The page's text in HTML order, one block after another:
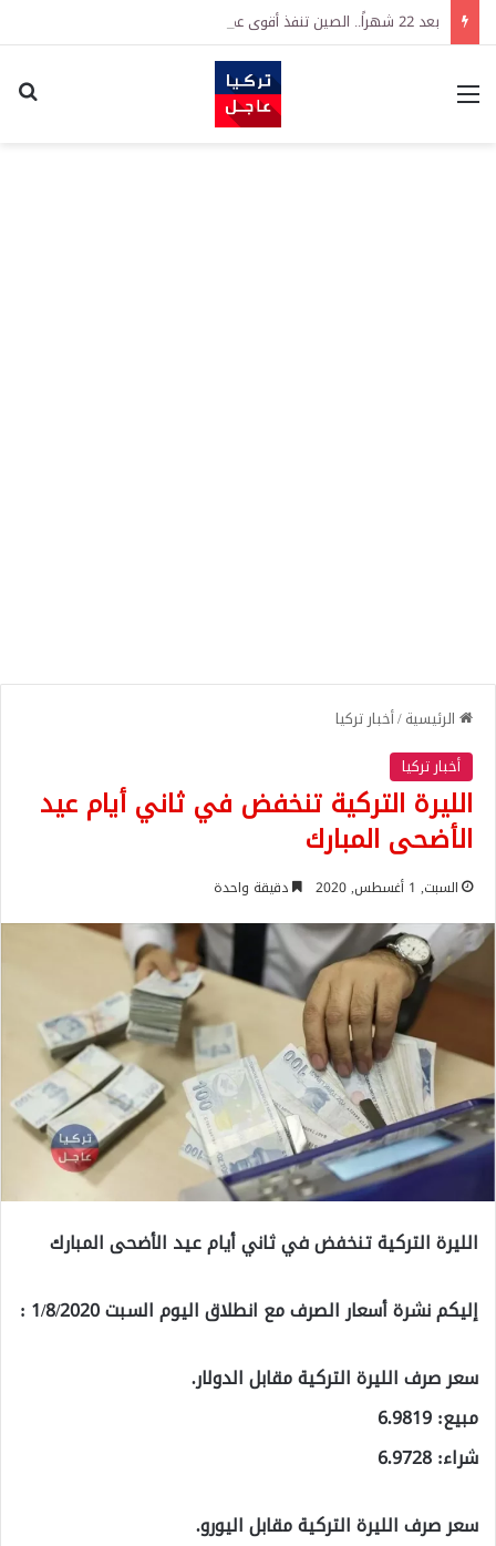
القائمة
الرئيسية/أخبار تركيا
أخبار تركيا
الليرة التركية تنخفض في ثاني أيام عيد
الأضحى المبارك
السبت, 1 أغسطس, 2020 دقيقة واحدة
الليرة التركية تنخفض في ثاني أيام عيد الأضحى المبارك
إليكم نشرة أسعار الصرف مع انطلاق اليوم السبت 1/8/2020 :
سعر صرف الليرة التركية مقابل الدولار.
مبيع: 6.9819
شراء: 6.9728
سعر صرف الليرة التركية مقابل اليورو.